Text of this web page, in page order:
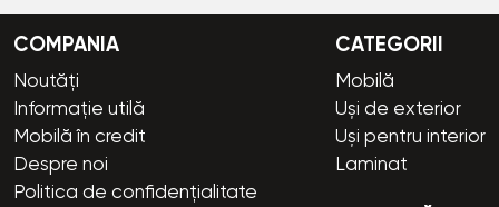
COMPANIA
Noutăți
Informație utilă
Mobilă în credit
Despre noi
Politica de confidențialitate
CATEGORII
Mobilă
Uși de exterior
Uși pentru interior
Laminat